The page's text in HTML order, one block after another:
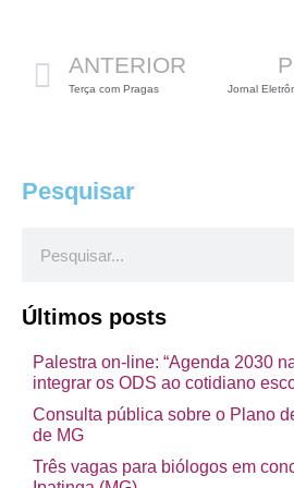
ANTERIOR
Terça com Pragas
Pesquisar
Últimos posts
Palestra on-line: “Agenda 2030
integrar os ODS ao cotidiano
Consulta pública sobre o Plano
de MG
Três vagas para biólogos em